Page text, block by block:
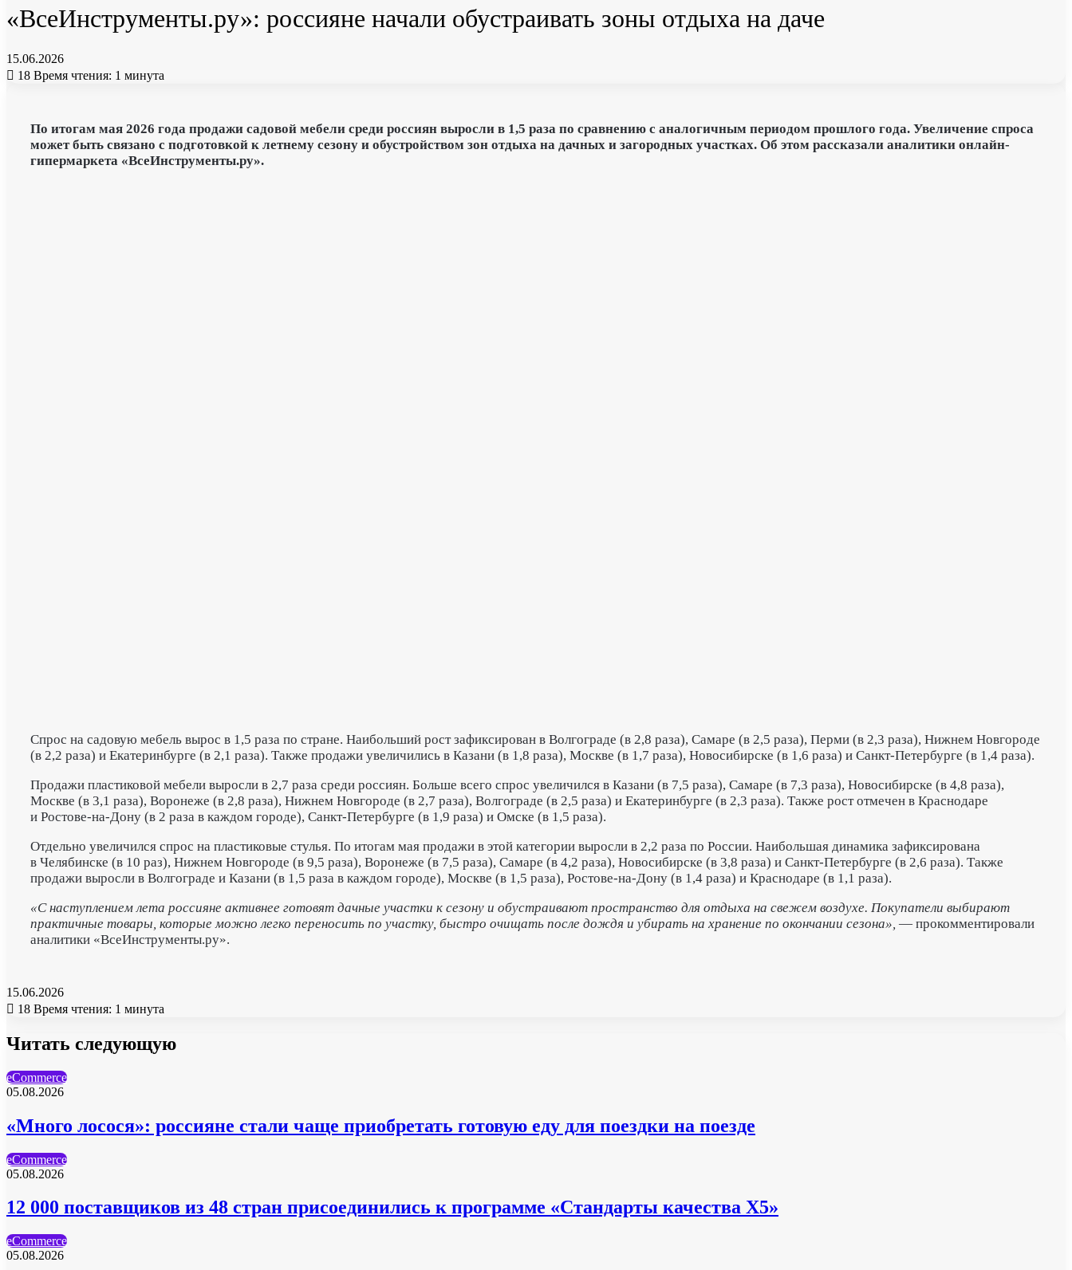
«ВсеИнструменты.ру»: россияне начали обустраивать зоны отдыха на даче
15.06.2026
18 Время чтения: 1 минута
По итогам мая 2026 года продажи садовой мебели среди россиян выросли в 1,5 раза по сравнению с аналогичным периодом прошлого года. Увеличение спроса
может быть связано с подготовкой к летнему сезону и обустройством зон отдыха на дачных и загородных участках. Об этом рассказали аналитики онлайн-
гипермаркета «ВсеИнструменты.ру».
Спрос на садовую мебель вырос в 1,5 раза по стране. Наибольший рост зафиксирован в Волгограде (в 2,8 раза), Самаре (в 2,5 раза), Перми (в 2,3 раза), Нижнем Новгороде
(в 2,2 раза) и Екатеринбурге (в 2,1 раза). Также продажи увеличились в Казани (в 1,8 раза), Москве (в 1,7 раза), Новосибирске (в 1,6 раза) и Санкт-Петербурге (в 1,4 раза).
Продажи пластиковой мебели выросли в 2,7 раза среди россиян. Больше всего спрос увеличился в Казани (в 7,5 раза), Самаре (в 7,3 раза), Новосибирске (в 4,8 раза),
Москве (в 3,1 раза), Воронеже (в 2,8 раза), Нижнем Новгороде (в 2,7 раза), Волгограде (в 2,5 раза) и Екатеринбурге (в 2,3 раза). Также рост отмечен в Краснодаре
и Ростове-на-Дону (в 2 раза в каждом городе), Санкт-Петербурге (в 1,9 раза) и Омске (в 1,5 раза).
Отдельно увеличился спрос на пластиковые стулья. По итогам мая продажи в этой категории выросли в 2,2 раза по России. Наибольшая динамика зафиксирована
в Челябинске (в 10 раз), Нижнем Новгороде (в 9,5 раза), Воронеже (в 7,5 раза), Самаре (в 4,2 раза), Новосибирске (в 3,8 раза) и Санкт-Петербурге (в 2,6 раза). Также
продажи выросли в Волгограде и Казани (в 1,5 раза в каждом городе), Москве (в 1,5 раза), Ростове-на-Дону (в 1,4 раза) и Краснодаре (в 1,1 раза).
«С наступлением лета россияне активнее готовят дачные участки к сезону и обустраивают пространство для отдыха на свежем воздухе. Покупатели выбирают
практичные товары, которые можно легко переносить по участку, быстро очищать после дождя и убирать на хранение по окончании сезона», — прокомментировали
аналитики «ВсеИнструменты.ру».
15.06.2026
18 Время чтения: 1 минута
Читать следующую
eCommerce
05.08.2026
«Много лосося»: россияне стали чаще приобретать готовую еду для поездки на поезде
eCommerce
05.08.2026
12 000 поставщиков из 48 стран присоединились к программе «Стандарты качества X5»
eCommerce
05.08.2026